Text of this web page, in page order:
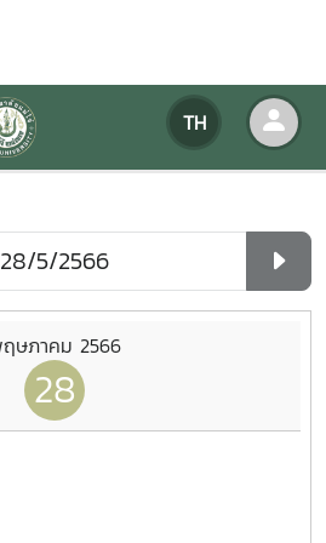
TH
องหน่วยงาน
วยงาน
ษภาคม 2566
28